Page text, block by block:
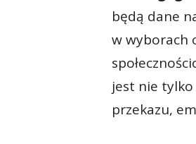
będą dane
w wyborach
jest nie
przekazu,